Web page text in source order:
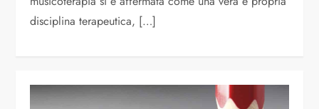
disciplina terapeutica, […]